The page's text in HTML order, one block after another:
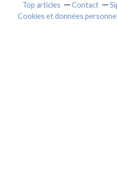
Top articles Contact
Cookies et données